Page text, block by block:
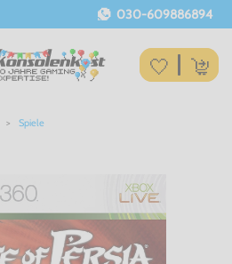
030-609886894
Spiele